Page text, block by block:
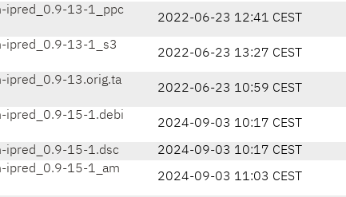
ipred_0.9-13-1_ppc
2022-06-23 12:41 CEST
ipred_0.9-13-1_s3
2022-06-23 13:27 CEST
ipred_0.9-13.orig.ta
2022-06-23 10:59 CEST
ipred_0.9-15-1.debi
2024-09-03 10:17 CEST
ipred_0.9-15-1.dsc 2024-09-03 10:17 CEST
ipred_0.9-15-1_am
2024-09-03 11:03 CEST